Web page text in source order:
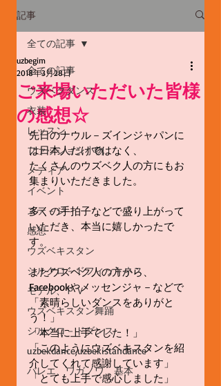
記事
全ての記事
ウズベクダンス
衣装
レッスン
ファッション小物
メディア
イベント
ステ－ジ
感想
ウズベキスタン
シルクロ－ドフィットネス
モデル、ＰＶ
ウズベキスタン舞踊
シルクロ－ドダンス
uzbekdance,uzbekistandance
バレエ、ワガノワ、基本
全ての記事
ご来場いただいた皆様
の感想☆
uzbegim
2018年3月28日
先日のナウル－ズインジャパンに
は日本人だけではなく、
たくさんのウズベク人の方にもお
集まりいただきました。
多くの手拍子などで盛り上がって
いただき、本当に嬉しかったで
す。
またウズベク人の方から、
Facebookやメッセンジャ－などで
「素晴らしいダンスをありがと
う！」
「本当に上手でした！」
「このようにウズベキスタンを紹
介してくれて感謝しています」
「とても上手で感心しました」